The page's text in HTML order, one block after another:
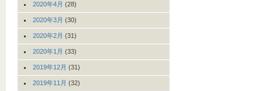
2020年4月 (28)
2020年3月 (30)
2020年2月 (31)
2020年1月 (33)
2019年12月 (31)
2019年11月 (32)